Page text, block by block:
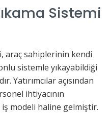
Sistemi
araç sahiplerinin kendi
sistemle yıkayabildiği
Yatırımcılar açısından
ihtiyacının
iş modeli haline gelmiştir.